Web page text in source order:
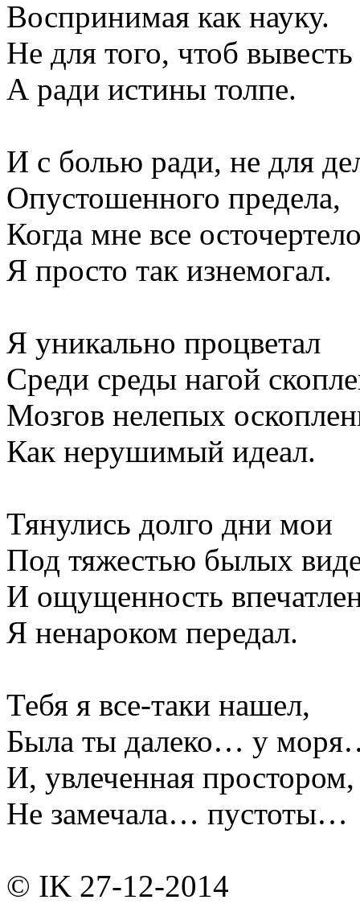
Воспринимая как науку.
Не для того, чтоб вывесть
А ради истины толпе.
И с болью ради, не для
Опустошенного предела,
Когда мне все
Я просто так изнемогал.
Я уникально процветал
Среди среды нагой
Мозгов нелепых
Как нерушимый идеал.
Тянулись долго дни мои
Под тяжестью былых
И ощущенность
Я ненароком передал.
Тебя я все-таки нашел,
Была ты далеко… у
И, увлеченная простором,
Не замечала… пустоты…
© IK 27-12-2014